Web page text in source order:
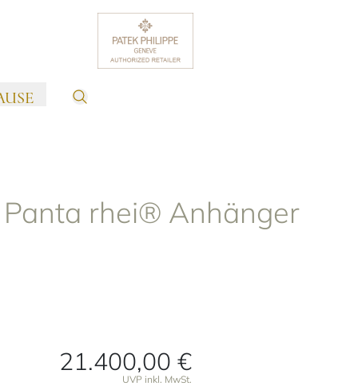
rhei® Anhänger
21.400,00 €
UVP inkl. MwSt.